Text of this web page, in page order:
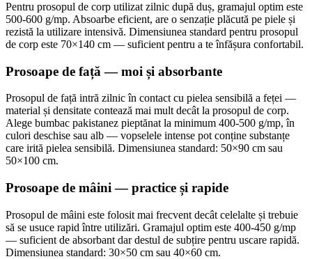
Pentru prosopul de corp utilizat zilnic după duș, gramajul optim este
500-600 g/mp. Absoarbe eficient, are o senzație plăcută pe piele și
rezistă la utilizare intensivă. Dimensiunea standard pentru prosopul
de corp este 70×140 cm — suficient pentru a te înfășura confortabil.
Prosoape de față — moi și absorbante
Prosopul de față intră zilnic în contact cu pielea sensibilă a feței —
material și densitate contează mai mult decât la prosopul de corp.
Alege bumbac pakistanez pieptănat la minimum 400-500 g/mp, în
culori deschise sau alb — vopselele intense pot conține substanțe
care irită pielea sensibilă. Dimensiunea standard: 50×90 cm sau
50×100 cm.
Prosoape de mâini — practice și rapide
Prosopul de mâini este folosit mai frecvent decât celelalte și trebuie
să se usuce rapid între utilizări. Gramajul optim este 400-450 g/mp
— suficient de absorbant dar destul de subțire pentru uscare rapidă.
Dimensiunea standard: 30×50 cm sau 40×60 cm.